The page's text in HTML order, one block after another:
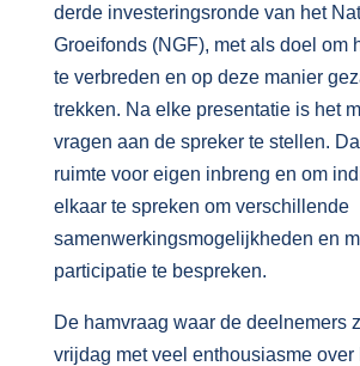
derde investeringsronde van het
Groeifonds (NGF), met als doel om
te verbreden en op deze manier
trekken. Na elke presentatie is het
vragen aan de spreker te stellen.
ruimte voor eigen inbreng en om
elkaar te spreken om verschillende
samenwerkingsmogelijkheden en
participatie te bespreken.
De hamvraag waar de deelnemers
vrijdag met veel enthousiasme over